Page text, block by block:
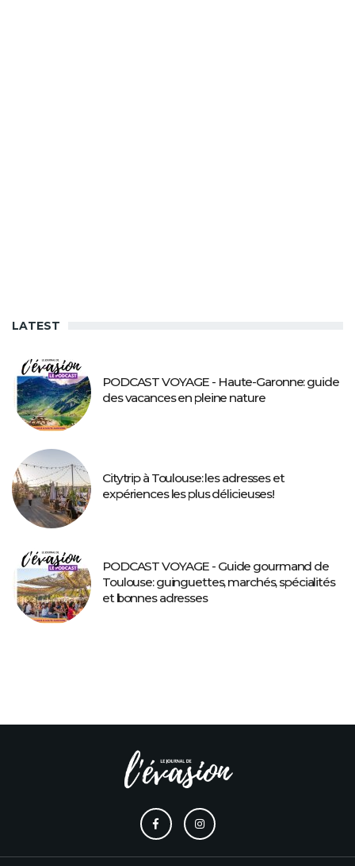
LATEST
PODCAST VOYAGE - Haute-Garonne: guide
des vacances en pleine nature
Citytrip à Toulouse: les adresses et
expériences les plus délicieuses!
PODCAST VOYAGE - Guide gourmand de
Toulouse: guinguettes, marchés, spécialités
et bonnes adresses